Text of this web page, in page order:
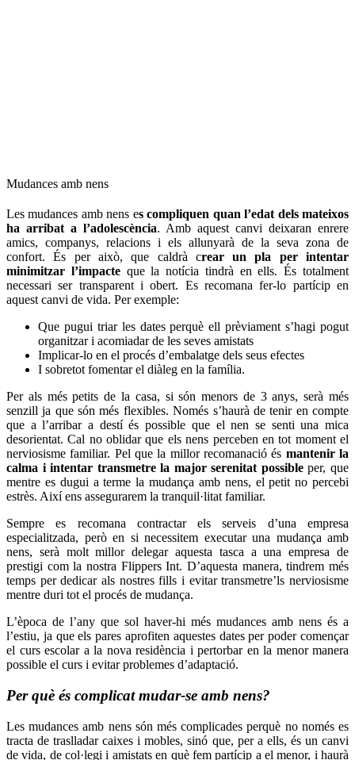
Mudances amb nens
Les mudances amb nens es compliquen quan l’edat dels mateixos
ha arribat a l’adolescència. Amb aquest canvi deixaran enrere
amics, companys, relacions i els allunyarà de la seva zona de
confort. És per això, que caldrà crear un pla per intentar
minimitzar l’impacteque la notícia tindrà en ells. És totalment
necessari ser transparent i obert. Es recomana fer-lo partícip en
aquest canvi de vida. Per exemple:
Que pugui triar les dates perquè ell prèviament s’hagi pogut
organitzar i acomiadar de les seves amistats
Implicar-lo en el procés d’embalatge dels seus efectes
I sobretot fomentar el diàleg en la família.
Per als més petits de la casa, si són menors de 3 anys, serà més
senzill ja que són més flexibles. Només s’haurà de tenir en compte
que a l’arribar a destí és possible que el nen se senti una mica
desorientat. Cal no oblidar que els nens perceben en tot moment el
nerviosisme familiar. Pel que la millor recomanació és mantenir la
calma i intentar transmetre la major serenitat possibleper, que
mentre es dugui a terme la mudança amb nens, el petit no percebi
estrès. Així ens assegurarem la tranquil·litat familiar.
Sempre es recomana contractar els serveis d’una empresa
especialitzada, però en si necessitem executar una mudança amb
nens, serà molt millor delegar aquesta tasca a una empresa de
prestigi com la nostra Flippers Int. D’aquesta manera, tindrem més
temps per dedicar als nostres fills i evitar transmetre’ls nerviosisme
mentre duri tot el procés de mudança.
L’època de l’any que sol haver-hi més mudances amb nens és a
l’estiu, ja que els pares aprofiten aquestes dates per poder començar
el curs escolar a la nova residència i pertorbar en la menor manera
possible el curs i evitar problemes d’adaptació.
Per què és complicat mudar-se amb nens?
Les mudances amb nens són més complicades perquè no només es
tracta de traslladar caixes i mobles, sinó que, per a ells, és un canvi
de vida, de col·legi i amistats en què fem partícip a el menor, i haurà